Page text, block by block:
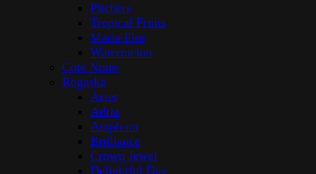
Pitchers
Tropical Fruits
Maria Flor
Watermelon
Cote Noire
Rogaska
Aster
Adria
Amphora
Brilliance
Crown Jewel
Delightful Day